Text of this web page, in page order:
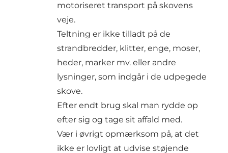
motoriseret transport på skovens
veje.
Teltning er ikke tilladt på de
strandbredder, klitter, enge, moser,
heder, marker mv. eller andre
lysninger, som indgår i de udpegede
skove.
Efter endt brug skal man rydde op
efter sig og tage sit affald med.
Vær i øvrigt opmærksom på, at det
ikke er lovligt at udvise støjende